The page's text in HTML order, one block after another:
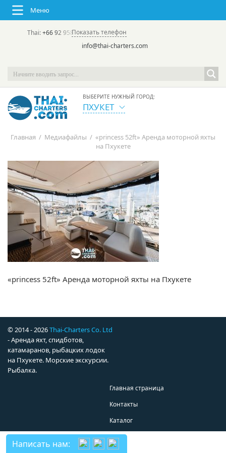
Меню
Thai:+66 92 958 8644(rus/eng) | в России:
Показать телефон
info@thai-charters.com
ВЫБЕРИТЕ НУЖНЫЙ ГОРОД:
ПХУКЕТ
Главная / Медиафайлы / «princess 52ft» Аренда моторной яхты
на Пхукете
«princess 52ft» Аренда моторной яхты на Пхукете
© 2014 - 2026Thai-Charters Co. Ltd
- Аренда яхт, спидботов,
катамаранов, рыбацких лодок
на Пхукете. Морские экскурсии.
Рыбалка.
Главная страница
Контакты
Каталог
Написать нам: